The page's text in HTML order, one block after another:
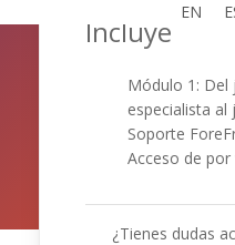
EN
Incluye
Módulo 1: Del
especialista al
Soporte
Acceso de por
¿Tienes dudas